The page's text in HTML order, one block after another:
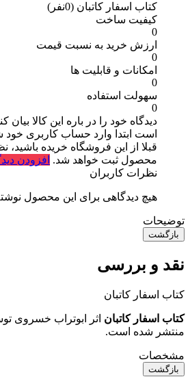
کتاب اسفار کاتبان (0نفر)
کیفیت ساخت
0
ارزش خرید به نسبت قیمت
0
امکانات و قابلیت ها
0
سهولت استفاده
0
دیدگاه خود را در باره این کالا بیان
است ابتدا وارد حساب کاربری خود
قبلا از این فروشگاه خریده باشید،
محصول ثبت خواهد شد. افزودن
نظرات کاربران
هیچ دیدگاهی برای این محصول
توضیحات
بازگشت
نقد و بررسی
کتاب اسفار کاتبان
کتاب اسفار کاتبان اثر ابوتراب خسروی
منتشر شده است.
مشخصات
بازگشت